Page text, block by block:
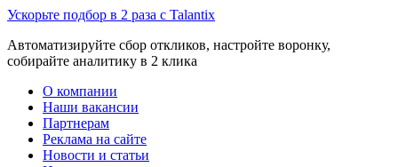
Ускорьте подбор в 2 раза с Talantix
Автоматизируйте сбор откликов, настройте воронку,
собирайте аналитику в 2 клика
О компании
Наши вакансии
Партнерам
Реклама на сайте
Новости и статьи